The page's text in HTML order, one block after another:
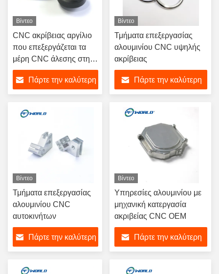
Βίντεο
CNC ακρίβειας αργίλιο
που επεξεργάζεται τα
μέρη CNC άλεσης στη
μηχανή μέρη μετάλλων
Πάρτε την καλύτερη
Βίντεο
Τμήματα επεξεργασίας
αλουμινίου CNC υψηλής
ακρίβειας
Πάρτε την καλύτερη
Βίντεο
Τμήματα επεξεργασίας
αλουμινίου CNC
αυτοκινήτων
Πάρτε την καλύτερη
Βίντεο
Υπηρεσίες αλουμινίου με
μηχανική κατεργασία
ακριβείας CNC OEM
Πάρτε την καλύτερη